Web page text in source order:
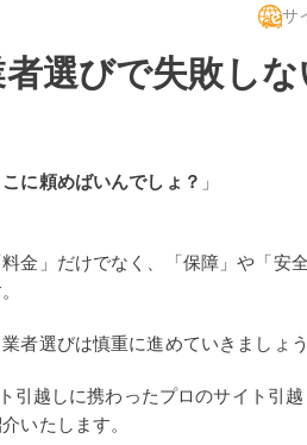
サ
選びで失敗しな
に頼めばいんでしょ？ 」
金」だけでなく、「保障」や「安
者選びは慎重に進めていきましょう
引越しに携わったプロのサイト引
いたします。